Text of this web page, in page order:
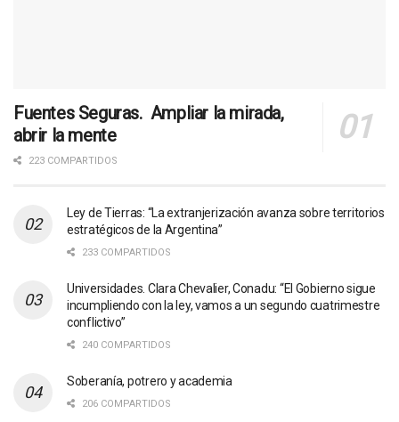
Fuentes Seguras. Ampliar la mirada,
abrir la mente
223 COMPARTIDOS
Ley de Tierras: “La extranjerización avanza sobre territorios
estratégicos de la Argentina”
233 COMPARTIDOS
Universidades. Clara Chevalier, Conadu: “El Gobierno sigue
incumpliendo con la ley, vamos a un segundo cuatrimestre
conflictivo”
240 COMPARTIDOS
Soberanía, potrero y academia
206 COMPARTIDOS